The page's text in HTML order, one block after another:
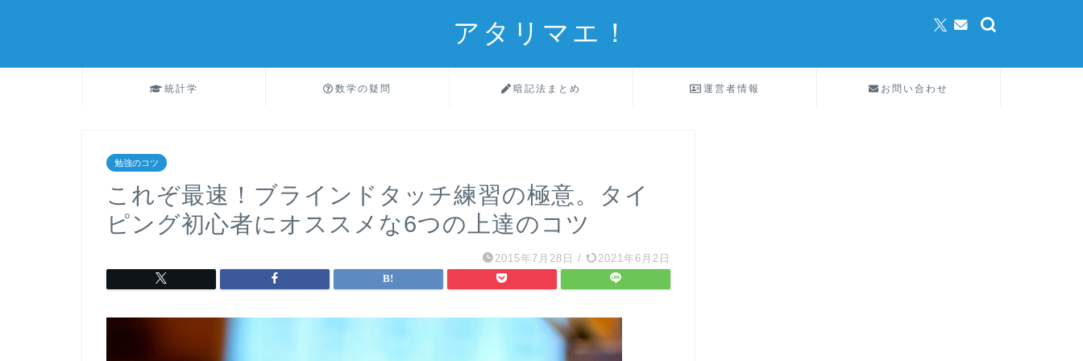
アタリマエ！
統計学 数学の疑問 暗記法まとめ 運営者情報 お問い合わせ
勉強のコツ
これぞ最速！ブラインドタッチ練習の極意。タイ
ピング初心者にオススメな6つの上達のコツ
2015年7月28日 / 2021年6月2日